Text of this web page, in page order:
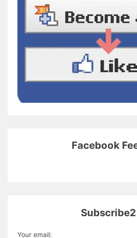
Facebook
Subscribe2
Your email: